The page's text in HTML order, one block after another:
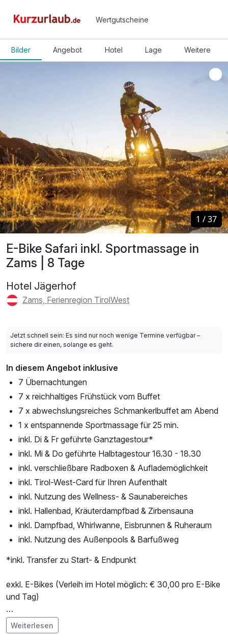
Wertgutscheine
Bilder Angebot Hotel Lage Weitere
E-Bike Safari inkl. Sportmassage in
Zams | 8 Tage
Hotel Jägerhof
Zams, Ferienregion TirolWest
1 /37
1 /37
Jetzt schnell sein: Es sind nur noch wenige Termine verfügbar –
sichere dir einen, solange es geht.
In diesem Angebot inklusive
7 Übernachtungen
7 x reichhaltiges Frühstück vom Buffet
7 x abwechslungsreiches Schmankerlbuffet am Abend
1 x entspannende Sportmassage für 25 min.
inkl. Di & Fr geführte Ganztagestour*
inkl. Mi & Do geführte Halbtagestour 16.30 - 18.30
inkl. verschließbare Radboxen & Auflademöglichkeit
inkl. Tirol-West-Card für Ihren Aufenthalt
inkl. Nutzung des Wellness- & Saunabereiches
inkl. Hallenbad, Kräuterdampfbad & Zirbensauna
inkl. Dampfbad, Whirlwanne, Eisbrunnen & Ruheraum
inkl. Nutzung des Außenpools & Barfußweg
*inkl. Transfer zu Start- & Endpunkt
exkl. E-Bikes (Verleih im Hotel möglich: € 30,00 pro E-Bike
und Tag)
Rennradspezifischen Leistungen:
-) Fahrradständer im Außenbereich
Im Angebot enthalten
Weiterlesen